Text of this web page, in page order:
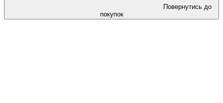
Повернутись до
покупок